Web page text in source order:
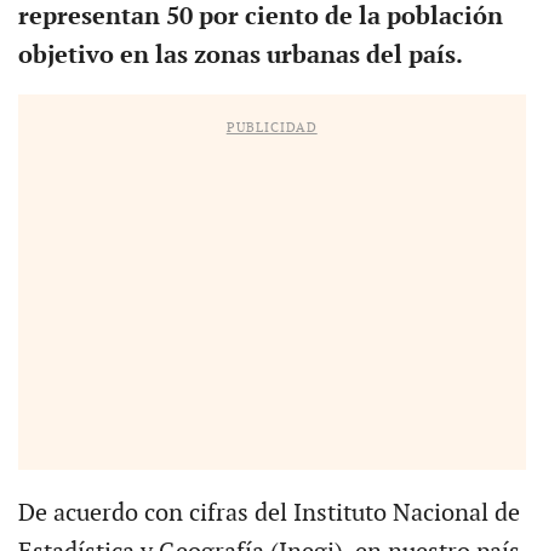
representan 50 por ciento de la población
objetivo en las zonas urbanas del país.
PUBLICIDAD
De acuerdo con cifras del Instituto Nacional de